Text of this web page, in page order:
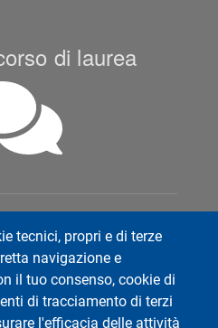
tecnici, propri e di terze
navigazione e
il tuo consenso, cookie di
di tracciamento di terzi
l'efficacia delle attività
di laurea
Ateneo